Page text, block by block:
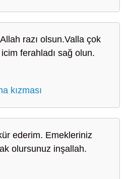
razı olsun.Valla çok
ferahladı sağ olun.
kızması
ederim. Emekleriniz
olursunuz inşallah.